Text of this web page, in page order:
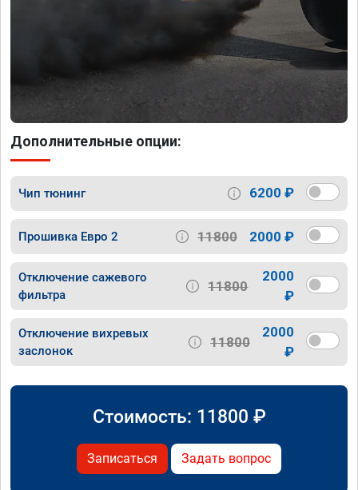
Дополнительные опции:
Чип тюнинг 6200 ₽
Прошивка Евро 2 11800 2000 ₽
Отключение сажевого
фильтра
11800
2000
₽
Отключение вихревых
заслонок
11800
2000
₽
Стоимость: 11800 ₽
Записаться Задать вопрос